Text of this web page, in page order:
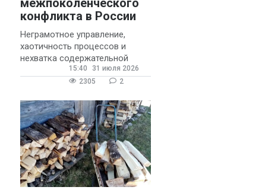
межпоколенческого
конфликта в России
Неграмотное управление,
хаотичность процессов и
нехватка содержательной
обратной связи от
руководителя являются
конфликтов и раздражения в
15:40
31 июля 2026
2305
2